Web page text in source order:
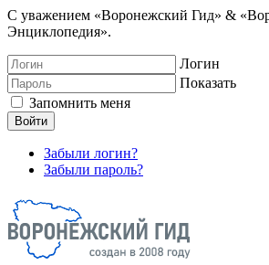
С уважением «Воронежский Гид» &
Энциклопедия».
Логин
Показать
Запомнить меня
Войти
Забыли логин?
Забыли пароль?